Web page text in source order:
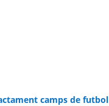
camps de futbol